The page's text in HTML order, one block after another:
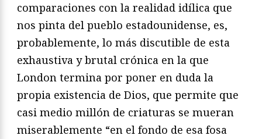
comparaciones con la realidad idílica que
nos pinta del pueblo estadounidense, es,
probablemente, lo más discutible de esta
exhaustiva y brutal crónica en la que
London termina por poner en duda la
propia existencia de Dios, que permite que
casi medio millón de criaturas se mueran
miserablemente “en el fondo de esa fosa